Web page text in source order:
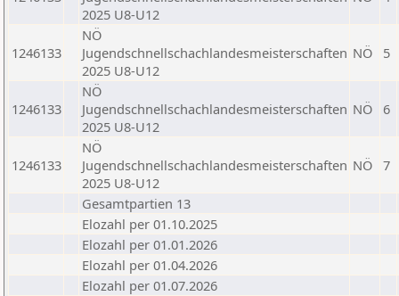
2025 U8-U12
1246133
NÖ
Jugendschnellschachlandesmeisterschaften
2025 U8-U12
NÖ 5
1246133
NÖ
Jugendschnellschachlandesmeisterschaften
2025 U8-U12
NÖ 6
1246133
NÖ
Jugendschnellschachlandesmeisterschaften
2025 U8-U12
NÖ 7
Gesamtpartien 13
Elozahl per 01.10.2025
Elozahl per 01.01.2026
Elozahl per 01.04.2026
Elozahl per 01.07.2026